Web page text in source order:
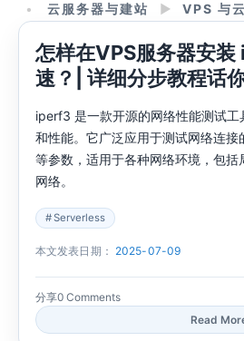
云服务器与建站
► VPS 与
怎样在VPS服务器安
速？| 详细分步教程话
iperf3 是一款开源的网络性能测试工
和性能。它广泛应用于测试网络连接
等参数，适用于各种网络环境，包括
网络。
Serverless
本文发表日期： 2025-07-09
分享0 Comments
Read